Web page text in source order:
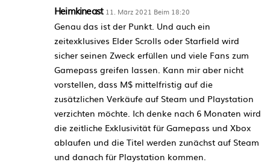
Heimkineast 11. März 2021 Beim 18:20
Genau das ist der Punkt. Und auch ein
zeitexklusives Elder Scrolls oder Starfield wird
sicher seinen Zweck erfüllen und viele Fans zum
Gamepass greifen lassen. Kann mir aber nicht
vorstellen, dass M$ mittelfristig auf die
zusätzlichen Verkäufe auf Steam und Playstation
verzichten möchte. Ich denke nach 6 Monaten wird
die zeitliche Exklusivität für Gamepass und Xbox
ablaufen und die Titel werden zunächst auf Steam
und danach für Playstation kommen.